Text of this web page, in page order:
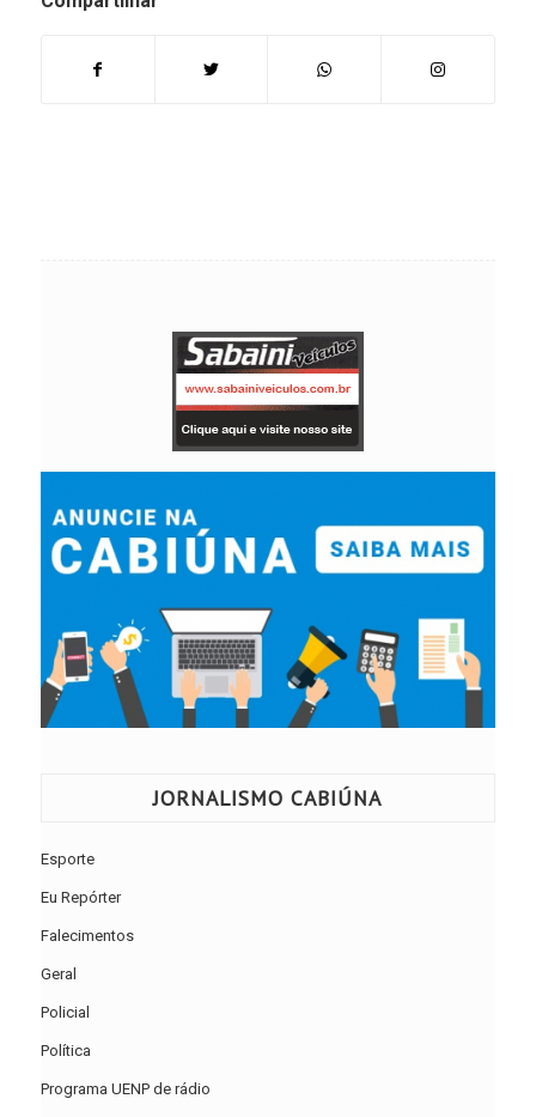
JORNALISMO CABIÚNA
Esporte
Eu Repórter
Falecimentos
Geral
Policial
Política
Programa UENP de rádio